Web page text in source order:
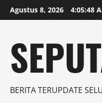
Skip
to
Agustus 8, 2026 4:05:49
BERITA TERUPDATE